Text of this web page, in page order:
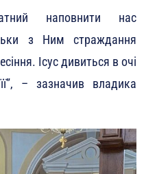
наповнити нас
з Ним страждання
Ісус дивиться в очі
– зазначив владика